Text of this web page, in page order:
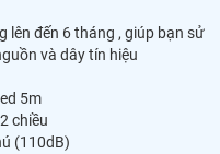
lên đến 6 tháng , giúp bạn sử
và dây tín hiệu
5m
chiều
(110dB)